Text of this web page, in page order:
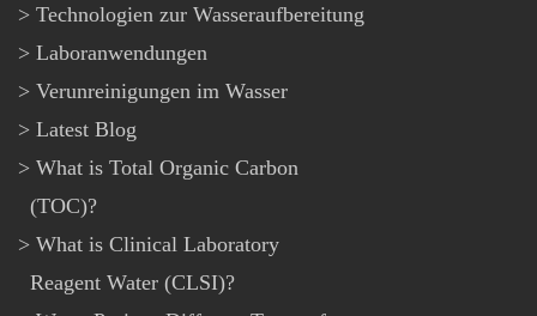
Technologien zur Wasseraufbereitung
Laboranwendungen
Verunreinigungen im Wasser
Latest Blog
What is Total Organic Carbon
(TOC)?
What is Clinical Laboratory
Reagent Water (CLSI)?